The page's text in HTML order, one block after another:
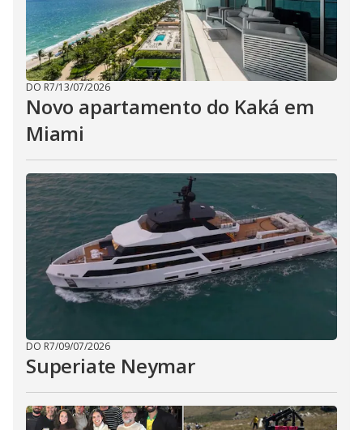
DO R7/13/07/2026
Novo apartamento do Kaká em
Miami
DO R7/09/07/2026
Superiate Neymar